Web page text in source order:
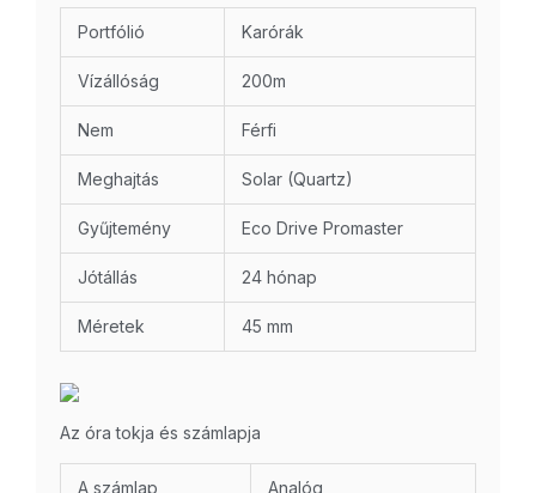
Portfólió Karórák
Vízállóság 200m
Nem Férfi
Meghajtás Solar (Quartz)
Gyűjtemény Eco Drive Promaster
Jótállás 24 hónap
Méretek 45 mm
Az óra tokja és számlapja
A számlap Analóg